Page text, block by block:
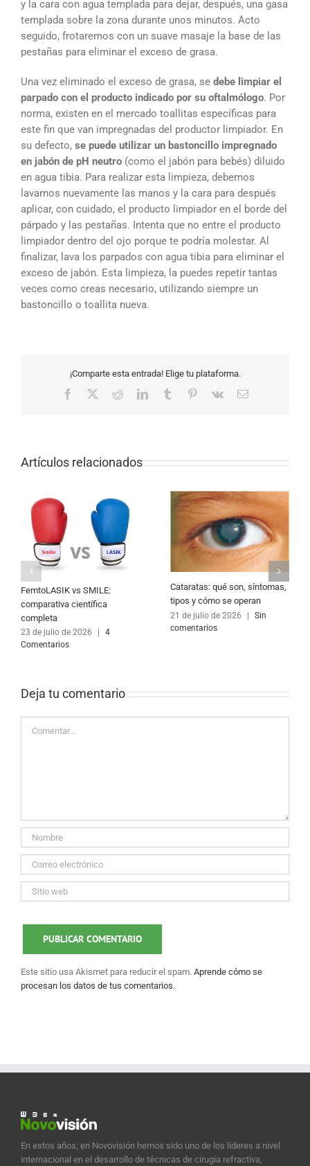
y la cara con agua templada para dejar, después, una gasa
templada sobre la zona durante unos minutos. Acto
seguido, frotaremos con un suave masaje la base de las
pestañas para eliminar el exceso de grasa.
Una vez eliminado el exceso de grasa, se debe limpiar el
parpado con el producto indicado por su oftalmólogo. Por
norma, existen en el mercado toallitas específicas para
este fin que van impregnadas del productor limpiador. En
su defecto, se puede utilizar un bastoncillo impregnado
en jabón de pH neutro (como el jabón para bebés) diluido
en agua tibia. Para realizar esta limpieza, debemos
lavarnos nuevamente las manos y la cara para después
aplicar, con cuidado, el producto limpiador en el borde del
párpado y las pestañas. Intenta que no entre el producto
limpiador dentro del ojo porque te podría molestar. Al
finalizar, lava los parpados con agua tibia para eliminar el
exceso de jabón. Esta limpieza, la puedes repetir tantas
veces como creas necesario, utilizando siempre un
bastoncillo o toallita nueva.
¡Comparte esta entrada! Elige tu plataforma.
Facebook RedditLinkedInTumblr Pinterest
Vk
Correo
Artículos relacionados
FemtoLASIK vs SMILE:
comparativa científica
completa
23 de julio de 2026
4
Comentarios
Cataratas: qué son, síntomas,
tipos y cómo se operan
21 de julio de 2026 |
Sin
comentarios
Deja tu comentario
Este sitio usa Akismet para reducir el spam. Aprende cómo se
procesan los datos de tus comentarios.
En estos años, en Novovisión hemos sido uno de los líderes a nivel
internacional en el desarrollo de técnicas de cirugía refractiva,